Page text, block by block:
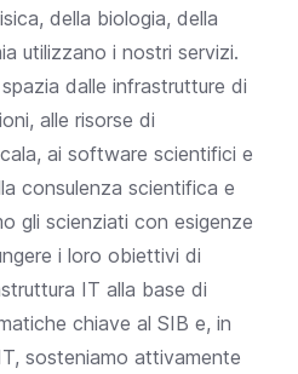
della biologia, della
utilizzano i nostri servizi.
dalle infrastrutture di
alle risorse di
ai software scientifici e
consulenza scientifica e
gli scienziati con esigenze
i loro obiettivi di
IT alla base di
chiave al SIB e, in
, sosteniamo attivamente